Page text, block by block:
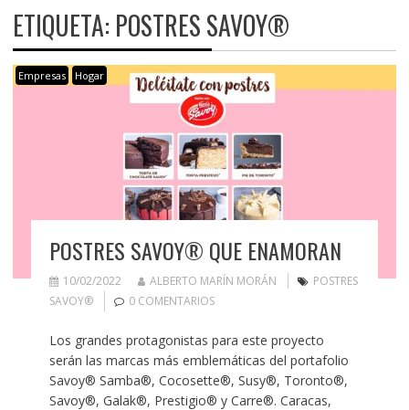
ETIQUETA: POSTRES SAVOY®
Empresas Hogar
POSTRES SAVOY® QUE ENAMORAN
10/02/2022 ALBERTO MARÍN MORÁN
POSTRES
SAVOY®
0 COMENTARIOS
Los grandes protagonistas para este proyecto
serán las marcas más emblemáticas del portafolio
Savoy® Samba®, Cocosette®, Susy®, Toronto®,
Savoy®, Galak®, Prestigio® y Carre®. Caracas,